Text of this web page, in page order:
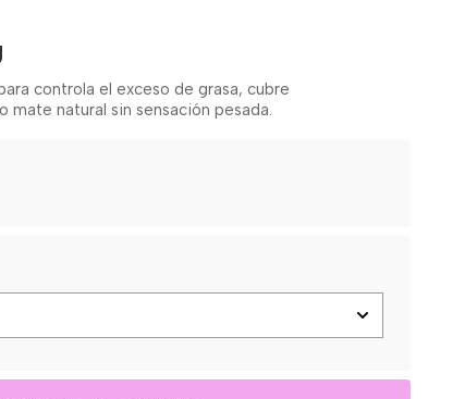
controla el exceso de grasa, cubre
mate natural sin sensación pesada.